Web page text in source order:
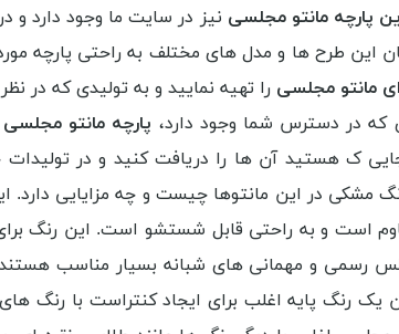
پارچه مانتو مجلسی نیز در سایت ما وجود دارد
این طرح ها و مدل های مختلف به راحتی پارچه
مانتو مجلسی را تهیه نمایید و به تولیدی که در
که در دسترس شما وجود دارد، پارچه مانتو مجلسی
ک هستید آن ها را دریافت کنید و در
مشکی در این مانتوها چیست و چه مزایایی
است و به راحتی قابل شستشو است. این رنگ
و مهمانی های شبانه بسیار مناسب هستند.
رنگ پایه اغلب برای ایجاد کنتراست با رنگ